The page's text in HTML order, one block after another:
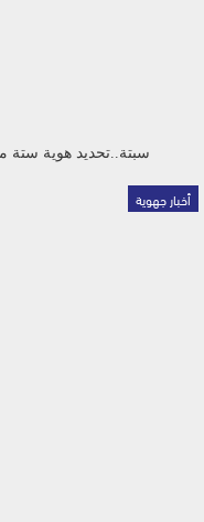
سبتة..تحديد هوية ستة من
أخبار جهوية